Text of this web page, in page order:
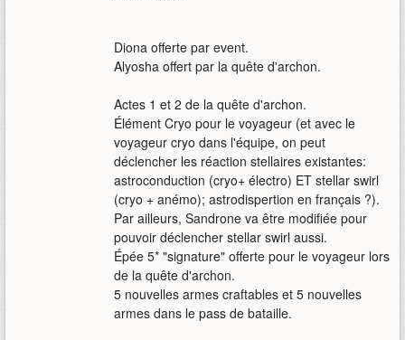
Diona offerte par event.
Alyosha offert par la quête d'archon.
Actes 1 et 2 de la quête d'archon.
Élément Cryo pour le voyageur (et avec le
voyageur cryo dans l'équipe, on peut
déclencher les réaction stellaires existantes:
astroconduction (cryo+ électro) ET stellar swirl
(cryo + anémo); astrodispertion en français ?).
Par ailleurs, Sandrone va être modifiée pour
pouvoir déclencher stellar swirl aussi.
Épée 5* "signature" offerte pour le voyageur lors
de la quête d'archon.
5 nouvelles armes craftables et 5 nouvelles
armes dans le pass de bataille.